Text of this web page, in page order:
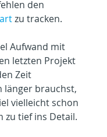
den
zu tracken.
Aufwand mit
letzten Projekt
Zeit
länger brauchst,
vielleicht schon
zu tief ins Detail.